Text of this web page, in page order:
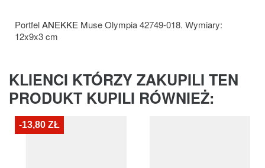
PortfelANEKKE Muse Olympia 42749-018. Wymiary:
12x9x3 cm
KLIENCI KTÓRZY ZAKUPILI TEN
PRODUKT KUPILI RÓWNIEŻ:
-13,80 ZŁ